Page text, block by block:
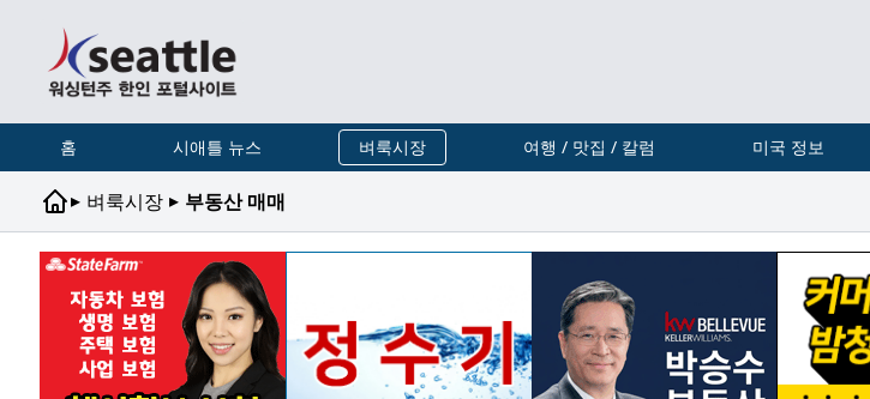
홈 시애틀 뉴스 벼룩시장 여행 / 맛집 / 칼럼 미국 정보
▸ 벼룩시장 ▸ 부동산 매매